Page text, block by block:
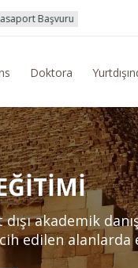
Yurtdışı
Doktora
akademik
edilen alanlarda